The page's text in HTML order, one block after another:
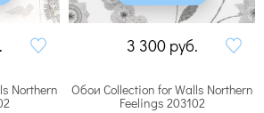
3 300 руб.
Northern Обои Collection for Walls Northern
Feelings 203102